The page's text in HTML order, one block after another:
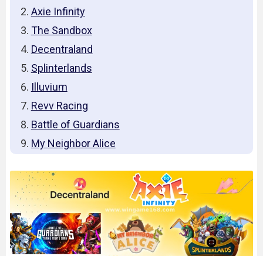
Axie Infinity
The Sandbox
Decentraland
Splinterlands
Illuvium
Revv Racing
Battle of Guardians
My Neighbor Alice